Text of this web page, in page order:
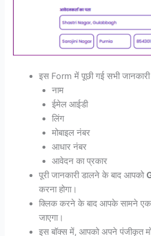
इस Form में पूछी गई सभी
नाम
ईमेल आईडी
लिंग
मोबाइल नंबर
आधार नंबर
आवेदन का प्रकार
पूरी जानकारी डालने के बाद आपको
करना होगा।
क्लिक करने के बाद आपके सामने
जाएगा।
इस बॉक्स में, आपको अपने पंजीकृत